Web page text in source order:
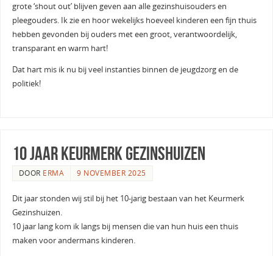
grote ‘shout out’ blijven geven aan alle gezinshuisouders en
pleegouders. Ik zie en hoor wekelijks hoeveel kinderen een fijn thuis
hebben gevonden bij ouders met een groot, verantwoordelijk,
transparant en warm hart!
Dat hart mis ik nu bij veel instanties binnen de jeugdzorg en de
politiek!
10 jaar Keurmerk gezinshuizen
DOOR ERMA 9 NOVEMBER 2025
Dit jaar stonden wij stil bij het 10-jarig bestaan van het Keurmerk
Gezinshuizen.
10 jaar lang kom ik langs bij mensen die van hun huis een thuis
maken voor andermans kinderen.